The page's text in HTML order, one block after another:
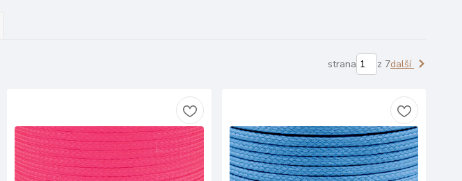
strana z 7další